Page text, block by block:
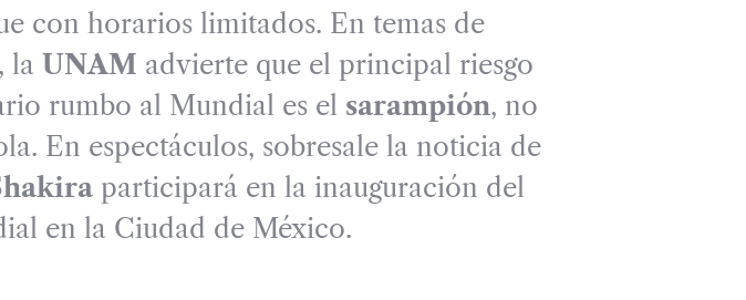
con horarios limitados. En temas de
la UNAM advierte que el principal riesgo
rumbo al Mundial es el sarampión, no
En espectáculos, sobresale la noticia de
participará en la inauguración del
en la Ciudad de México.